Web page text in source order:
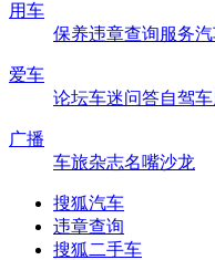
用车
保养违章查询服务
爱车
论坛车迷问答自驾
广播
车旅杂志名嘴沙龙
搜狐汽车
违章查询
搜狐二手车